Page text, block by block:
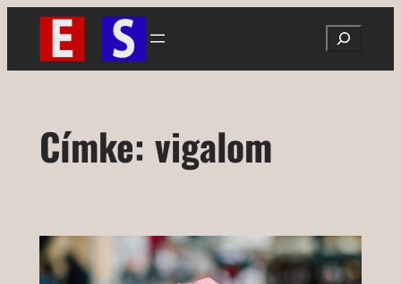
Ugrás
tartalomhoz
Search
Címke: vigalom